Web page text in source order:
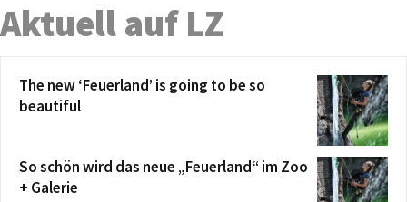
Aktuell auf LZ
The new ‘Feuerland’ is going to be so
beautiful
So schön wird das neue „Feuerland“ im Zoo
+ Galerie